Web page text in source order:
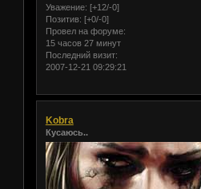
Уважение: [+12/-0]
Позитив: [+0/-0]
Провел на форуме:
15 часов 27 минут
Последний визит:
2007-12-21 09:29:21
Kobra
Кусаюсь..